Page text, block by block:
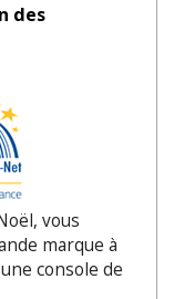
des
vous
marque à
console de